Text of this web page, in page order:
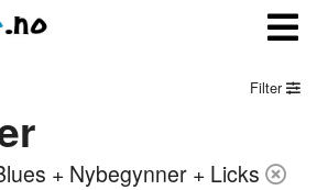
Filter
+ Nybegynner + Licks